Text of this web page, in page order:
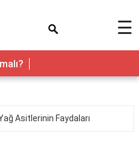
☰
Asitlerinin Faydaları